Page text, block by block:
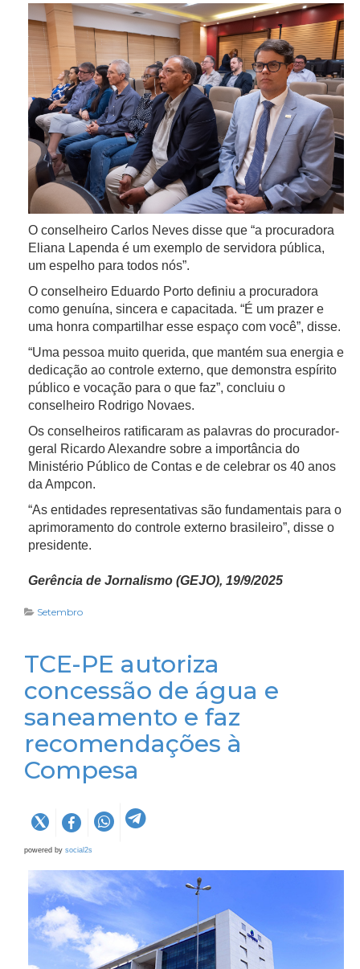
O conselheiro Carlos Neves disse que “a procuradora
Eliana Lapenda é um exemplo de servidora pública,
um espelho para todos nós”.
O conselheiro Eduardo Porto definiu a procuradora
como genuína, sincera e capacitada. “É um prazer e
uma honra compartilhar esse espaço com você”, disse.
“Uma pessoa muito querida, que mantém sua energia e
dedicação ao controle externo, que demonstra espírito
público e vocação para o que faz”, concluiu o
conselheiro Rodrigo Novaes.
Os conselheiros ratificaram as palavras do procurador-
geral Ricardo Alexandre sobre a importância do
Ministério Público de Contas e de celebrar os 40 anos
da Ampcon.
“As entidades representativas são fundamentais para o
aprimoramento do controle externo brasileiro”, disse o
presidente.
Gerência de Jornalismo (GEJO), 19/9/2025
Setembro
TCE-PE autoriza
concessão de água e
saneamento e faz
recomendações à
Compesa
powered by social2s